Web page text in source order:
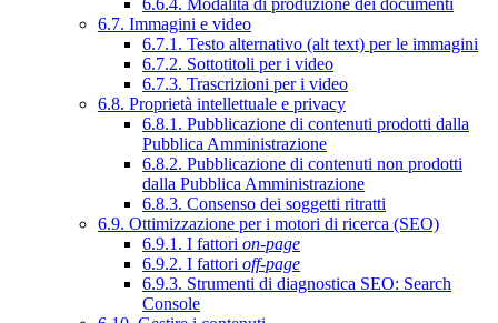
6.6.4. Modalità di produzione dei documenti
6.7. Immagini e video
6.7.1. Testo alternativo (alt text) per le immagini
6.7.2. Sottotitoli per i video
6.7.3. Trascrizioni per i video
6.8. Proprietà intellettuale e privacy
6.8.1. Pubblicazione di contenuti prodotti dalla
Pubblica Amministrazione
6.8.2. Pubblicazione di contenuti non prodotti
dalla Pubblica Amministrazione
6.8.3. Consenso dei soggetti ritratti
6.9. Ottimizzazione per i motori di ricerca (SEO)
6.9.1. I fattori on-page
6.9.2. I fattori off-page
6.9.3. Strumenti di diagnostica SEO: Search
Console